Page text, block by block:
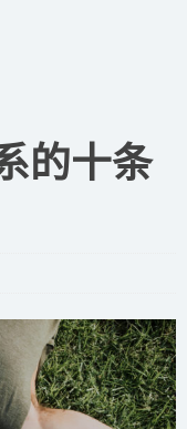
的十条